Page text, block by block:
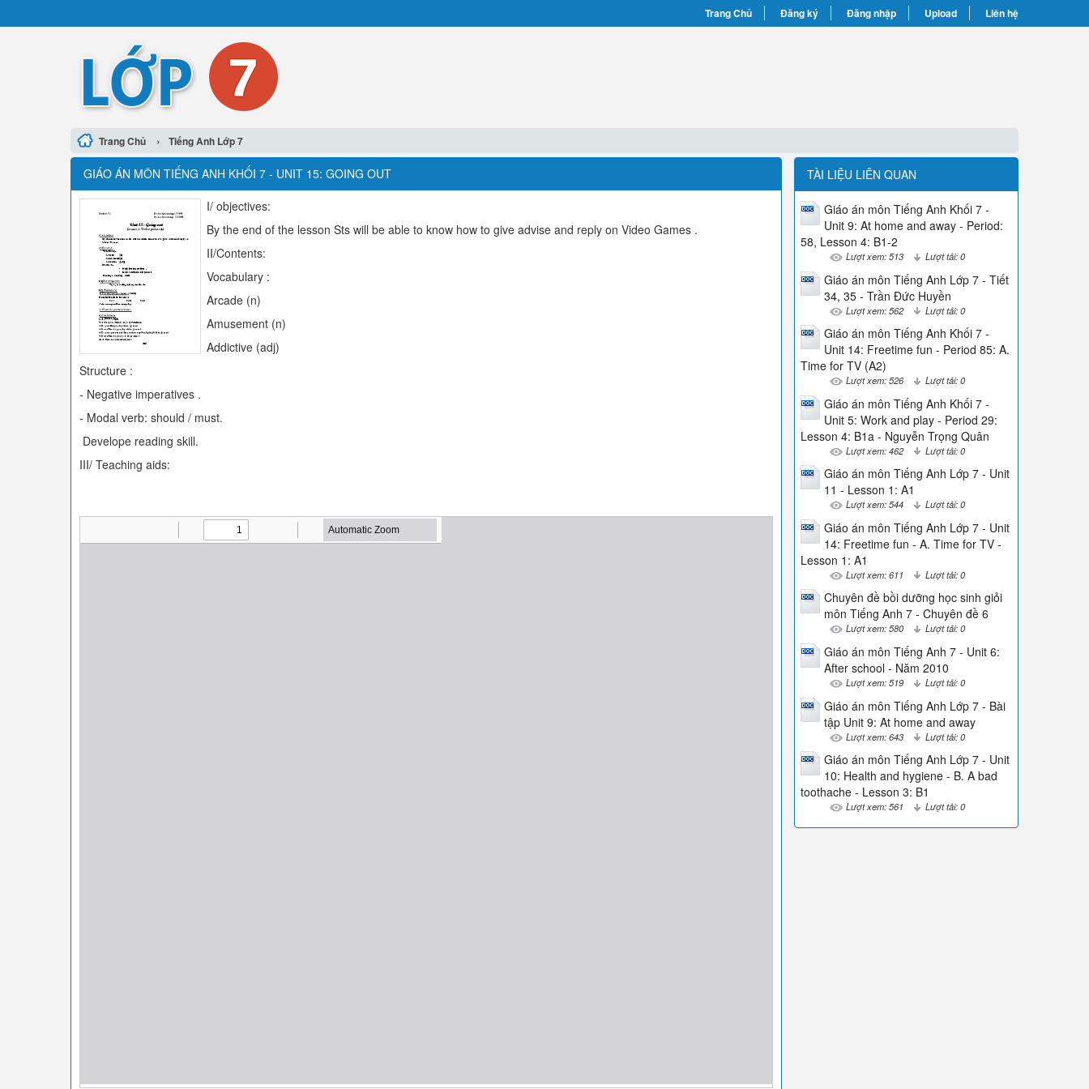
Trang Chủ Đăng ký Đăng nhập Upload Liên hệ
Trang Chủ › Tiếng Anh Lớp 7
GIÁO ÁN MÔN TIẾNG ANH KHỐI 7 - UNIT 15: GOING OUT
I/ objectives:
By the end of the lesson Sts will be able to know how to give advise and reply on Video Games .
II/Contents:
Vocabulary :
Arcade (n)
Amusement (n)
Addictive (adj)
Structure :
- Negative imperatives .
- Modal verb: should / must.
Develope reading skill.
III/ Teaching aids:
TÀI LIỆU LIÊN QUAN
Giáo án môn Tiếng Anh Khối 7 -
Unit 9: At home and away - Period:
58, Lesson 4: B1-2
Lượt xem: 513 Lượt tải: 0
Giáo án môn Tiếng Anh Lớp 7 - Tiết
34, 35 - Trần Đức Huyền
Lượt xem: 562 Lượt tải: 0
Giáo án môn Tiếng Anh Khối 7 -
Unit 14: Freetime fun - Period 85: A.
Time for TV (A2)
Lượt xem: 526 Lượt tải: 0
Giáo án môn Tiếng Anh Khối 7 -
Unit 5: Work and play - Period 29:
Lesson 4: B1a - Nguyễn Trọng Quân
Lượt xem: 462 Lượt tải: 0
Giáo án môn Tiếng Anh Lớp 7 - Unit
11 - Lesson 1: A1
Lượt xem: 544 Lượt tải: 0
Giáo án môn Tiếng Anh Lớp 7 - Unit
14: Freetime fun - A. Time for TV -
Lesson 1: A1
Lượt xem: 611 Lượt tải: 0
Chuyên đề bồi dưỡng học sinh giỏi
môn Tiếng Anh 7 - Chuyên đề 6
Lượt xem: 580 Lượt tải: 0
Giáo án môn Tiếng Anh 7 - Unit 6:
After school - Năm 2010
Lượt xem: 519 Lượt tải: 0
Giáo án môn Tiếng Anh Lớp 7 - Bài
tập Unit 9: At home and away
Lượt xem: 643 Lượt tải: 0
Giáo án môn Tiếng Anh Lớp 7 - Unit
10: Health and hygiene - B. A bad
toothache - Lesson 3: B1
Lượt xem: 561 Lượt tải: 0